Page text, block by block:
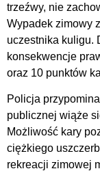
trzeźwy, nie
Wypadek zimowy
uczestnika kuligu.
konsekwencje
oraz 10 punktów
Policja
publicznej wiąże
Możliwość kary
ciężkiego
rekreacji zimowej